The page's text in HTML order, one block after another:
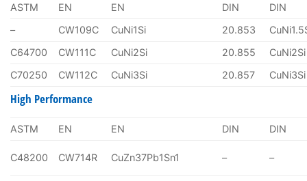
ASTM EN EN DIN
DIN
–
CW109C CuNi1Si 20.853
C64700
CW111C CuNi2Si 20.855
CuNi2Si
C70250
CW112C CuNi3Si 20.857 CuNi3Si
High Performance
ASTM EN EN DIN DIN
C48200 CW714R CuZn37Pb1Sn1 – –